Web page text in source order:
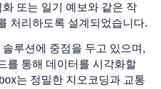
또는 일기 예보와 같은 작
처리하도록 설계되었습니다.
루션에 중점을 두고 있으며,
를 통해 데이터를 시각화할
는 정밀한 지오코딩과 교통